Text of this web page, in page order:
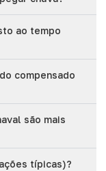
ao tempo
compensado
são mais
típicas)?